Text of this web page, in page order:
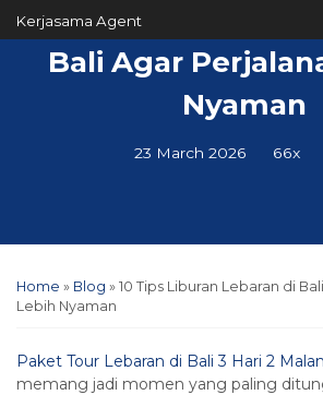
Kerjasama Agent
10 Tips Liburan
Bali Agar
Nyaman
23 March 2026 66x
Home » Blog » 10 Tips Liburan Lebaran di
Lebih Nyaman
Paket Tour Lebaran di Bali 3 Hari 2
memang jadi momen yang paling